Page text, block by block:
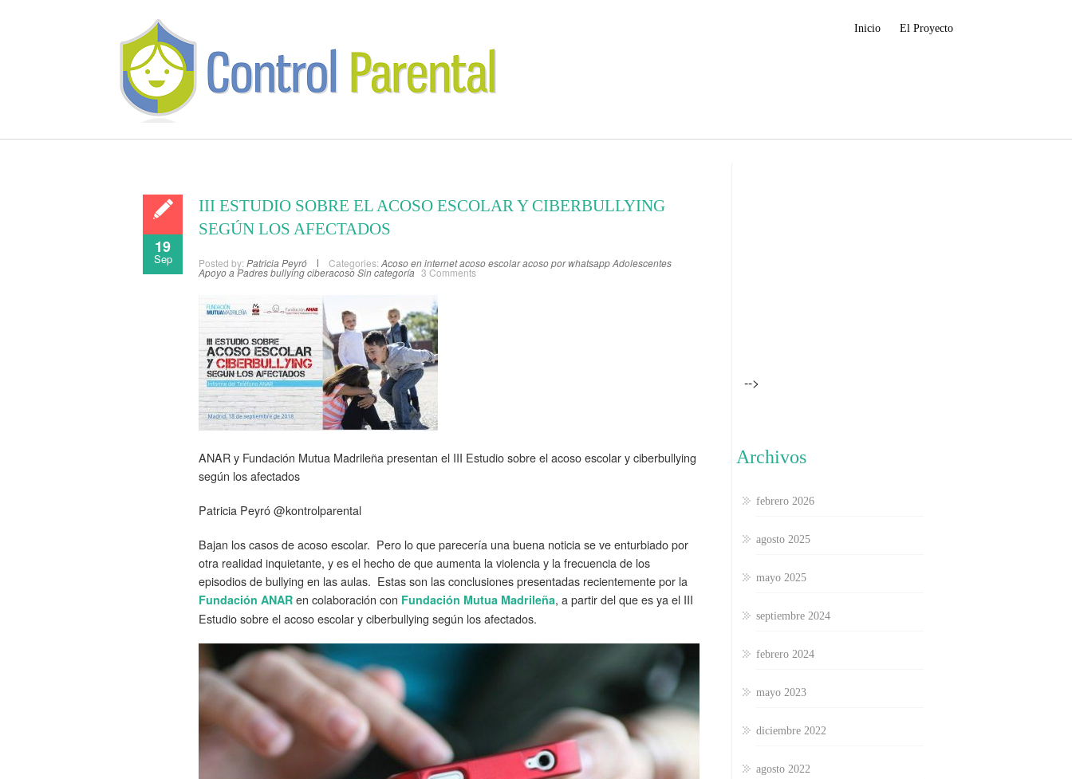
Inicio El Proyecto
19
Sep
III ESTUDIO SOBRE EL ACOSO ESCOLAR Y CIBERBULLYING
SEGÚN LOS AFECTADOS
Posted by: Patricia Peyró Categories: Acoso en internetacoso escolaracoso por whatsappAdolescentes
Apoyo a PadresbullyingciberacosoSin categoría 3 Comments
ANAR y Fundación Mutua Madrileña presentan el III Estudio sobre el acoso escolar y ciberbullying
según los afectados
Patricia Peyró @kontrolparental
Bajan los casos de acoso escolar. Pero lo que parecería una buena noticia se ve enturbiado por
otra realidad inquietante, y es el hecho de que aumenta la violencia y la frecuencia de los
episodios de bullying en las aulas. Estas son las conclusiones presentadas recientemente por la
Fundación ANAR en colaboración con Fundación Mutua Madrileña, a partir del que es ya el III
Estudio sobre el acoso escolar y ciberbullying según los afectados.
-->
Archivos
febrero 2026
agosto 2025
mayo 2025
septiembre 2024
febrero 2024
mayo 2023
diciembre 2022
agosto 2022